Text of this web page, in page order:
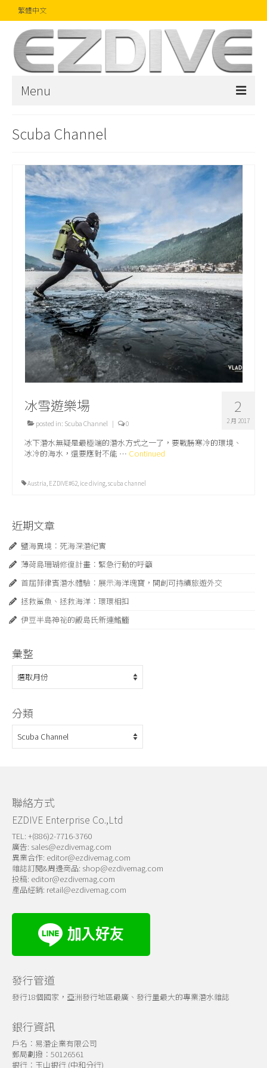
繁體中文
Menu
文章
精品
攝影比賽
話題焦點
關於我們
Scuba Channel
2
2 月 2017
冰雪遊樂場
posted in: Scuba Channel | 0
冰下潛水無疑是最極端的潛水方式之一了，要戰勝寒冷的環境、
冰冷的海水，還要應對不能 … Continued
Austria EZDIVE#62 ice diving scuba channel
近期文章
鹽海異境：死海深潛紀實
薄荷島珊瑚修復計畫：緊急⾏動的呼籲
首屆菲律賓潛水體驗：展示海洋瑰寶，開創可持續旅遊外交
拯救鯊魚、拯救海洋：環環相扣
伊豆半島神祕的飯島氏新連鰭䲗
彙整
彙
整
分類
分
類
聯絡方式
EZDIVE Enterprise Co.,Ltd
TEL: +(886)2-7716-3760
廣告: sales@ezdivemag.com
異業合作: editor@ezdivemag.com
雜誌訂閱&周邊商品: shop@ezdivemag.com
投稿: editor@ezdivemag.com
產品經銷: retail@ezdivemag.com
發行管道
發行18個國家，亞洲發行地區最廣、發行量最大的專業潛水雜誌
銀行資訊
戶名：易潛企業有限公司
郵局劃撥：50126561
銀行：玉山銀行 (中和分行)